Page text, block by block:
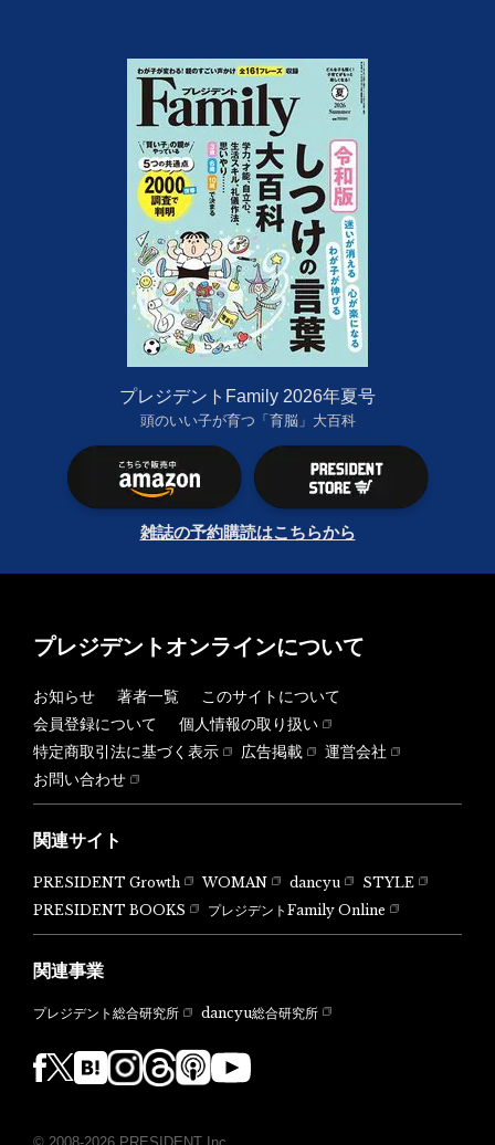
プレジデントFamily 2026年夏号
頭のいい子が育つ「育脳」大百科
雑誌の予約購読はこちらから
プレジデントオンラインについて
お知らせ 著者一覧
このサイトについて
会員登録について
個人情報の取り扱い
特定商取引法に基づく表示
広告掲載
運営会社
お問い合わせ
関連サイト
PRESIDENT Growth WOMAN dancyu
STYLE
PRESIDENT BOOKS
プレジデントFamily Online
関連事業
プレジデント総合研究所 dancyu総合研究所